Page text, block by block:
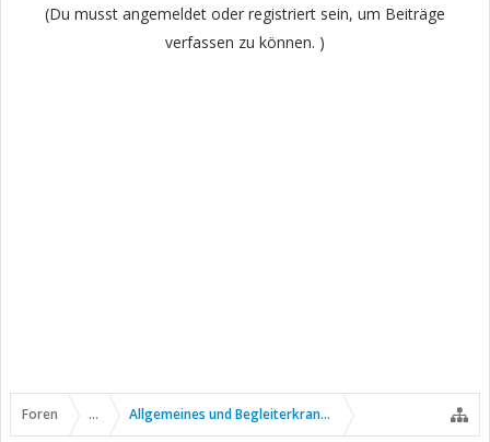
(Du musst angemeldet oder registriert sein, um Beiträge
verfassen zu können. )
Foren ... Allgemeines und Begleiterkrankungen